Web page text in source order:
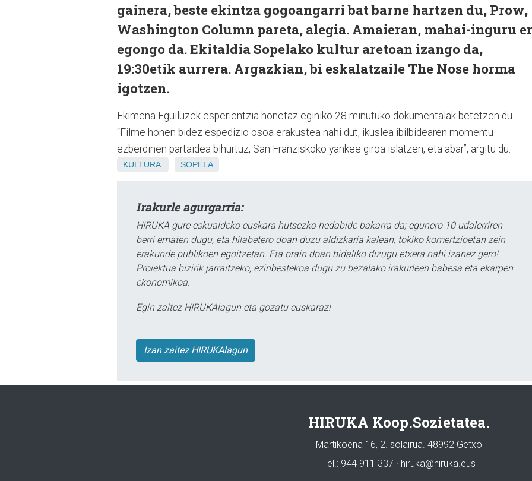
gainera, beste ekintza gogoangarri bat barne hartzen du, Prow,
Washington Column pareta, alegia. Amaieran, mahai-inguru
egongo da. Ekitaldia Sopelako kultur aretoan izango da,
19:30etik aurrera. Argazkian, bi eskalatzaile The Nose horma
igotzen.
Ekimena Eguiluzek esperientzia honetaz eginiko 28 minutuko dokumentalak betetzen du.
“Filme honen bidez espedizio osoa erakustea nahi dut, ikuslea ibilbidearen momentu
ezberdinen partaidea bihurtuz, San Franziskoko yankee giroa islatzen, eta abar”, argitu du.
KULTURA SOPELA
Irakurle agurgarria:
HIRUKA gure eskualdeko euskara hutsezko hedabide bakarra da; egunero 10 udalerriren
berri ematen dugu, eta hilabetero doan duzu aldizkaria kalean, tokiko komertzioetan zein
erakunde publikoen egoitzetan. Eta orain doan bidaliko dizugu etxera nahi izanez gero!
Proiektua bizirik jarraitzeko, ezinbestekoa dugu zu bezalako irakurleen babesa eta ekarpen
ekonomikoa.
Egin zaitez HIRUKAlagun eta gozatu euskaraz!
Izan zaitez HIRUKAlagun
HIRUKA Koop.Sozietatea.
Martikoena 16, 2. solairua. 48992 Getxo
Tel.: 944 911 337 · hiruka@hiruka.eus